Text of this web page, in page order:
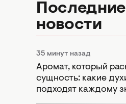
Последние
новости
35 минут назад
Аромат, который
сущность: какие
подходят каждому